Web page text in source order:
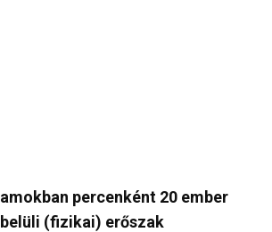
percenként 20 ember
(fizikai) erőszak